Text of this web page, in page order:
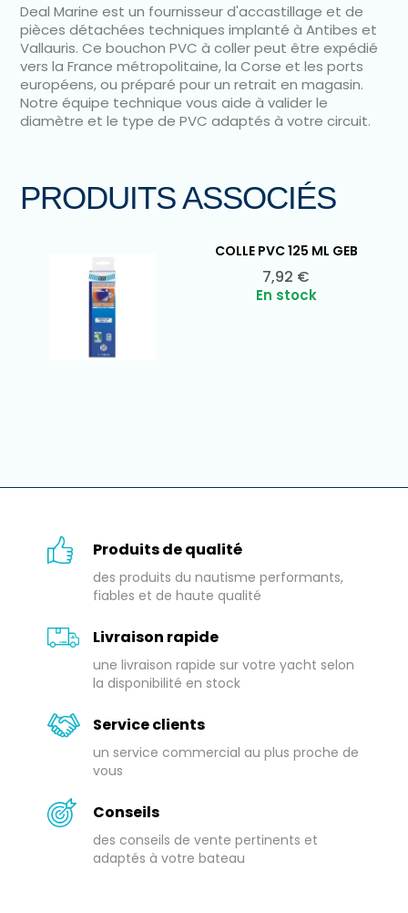
Deal Marine est un fournisseur d'accastillage et de
pièces détachées techniques implanté à Antibes et
Vallauris. Ce bouchon PVC à coller peut être expédié
vers la France métropolitaine, la Corse et les ports
européens, ou préparé pour un retrait en magasin.
Notre équipe technique vous aide à valider le
diamètre et le type de PVC adaptés à votre circuit.
PRODUITS ASSOCIÉS
Ajouter au panier
COLLE PVC 125 ML GEB
Prix
7,92 €
En stock
Produits de qualité
des produits du nautisme performants,
fiables et de haute qualité
Livraison rapide
une livraison rapide sur votre yacht selon
la disponibilité en stock
Service clients
un service commercial au plus proche de
vous
Conseils
des conseils de vente pertinents et
adaptés à votre bateau